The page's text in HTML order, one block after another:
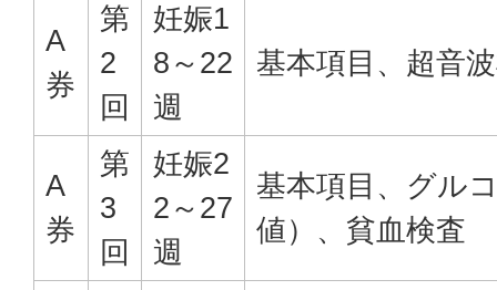
A
券
第
2
回
妊娠1
8～22
週
基本項目、超音
A
券
第
3
回
妊娠2
2～27
週
基本項目、グル
値）、貧血検査